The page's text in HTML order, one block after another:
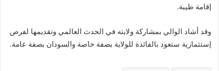
إقامة طيبة.
وقد أشاد الوالي بمشاركة ولايته في الحدث العالمي وتقديمها لفرص
إستثمارية ستعود بالفائدة للولاية بصفة خاصة والسودان بصفة عامة.